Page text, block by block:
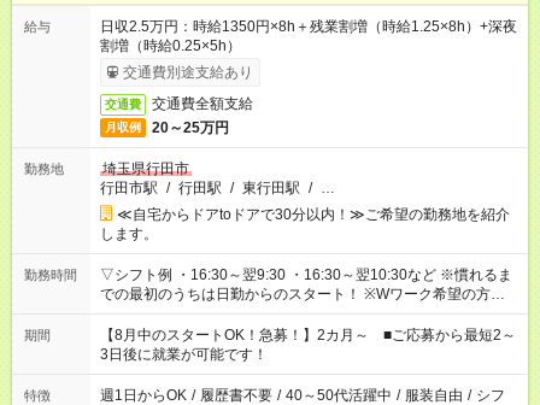
給与
日収2.5万円：時給1350円×8h＋残業割増（時給1.25×8h）+深夜
割増（時給0.25×5h）
交通費別途支給あり
交通費 交通費全額支給
月収例 20～25万円
勤務地
埼玉県行田市
行田市駅 / 行田駅 / 東行田駅 / …
≪自宅からドアtoドアで30分以内！≫ご希望の勤務地を紹介
します。
勤務時間
▽シフト例 ・16:30～翌9:30 ・16:30～翌10:30など ※慣れるま
での最初のうちは日勤からのスタート！ ※Wワーク希望の方へ
今ご覧のお仕事で希望する勤務時間と、もう1つのお仕事の勤務
時間。 合計で週40時間を超える場合は応募できません。
期間
【8月中のスタートOK！急募！】2カ月～ ■ご応募から最短2～
3日後に就業が可能です！
特徴 週1日からOK / 履歴書不要 / 40～50代活躍中 / 服装自由 / シフ